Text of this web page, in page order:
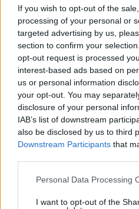
If you wish to opt-out of the
processing of your personal or
targeted advertising by us,
section to confirm your
opt-out request is processed
interest-based ads based on
us or personal information
your opt-out. You may
disclosure of your personal
IAB’s list of downstream
also be disclosed by us to third
Downstream Participants that
Please note that this website/
not limited to your visit or usage
Personal Data Processing
I want to opt-out of the
Τα φρούτα που επιλέγουν
καλύτερο έλεγχο του
06.08.2026, 08:01